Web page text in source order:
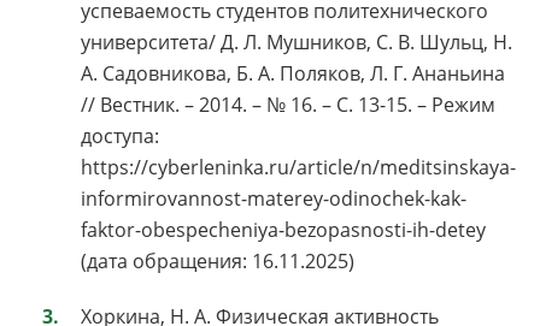
успеваемость студентов политехнического
университета/ Д. Л. Мушников, С. В. Шульц, Н.
А. Садовникова, Б. А. Поляков, Л. Г. Ананьина
// Вестник. – 2014. – № 16. – С. 13-15. – Режим
доступа:
https://cyberleninka.ru/article/n/meditsinskaya-
informirovannost-materey-odinochek-kak-
faktor-obespecheniya-bezopasnosti-ih-detey
(дата обращения: 16.11.2025)
Хоркина, Н. А. Физическая активность